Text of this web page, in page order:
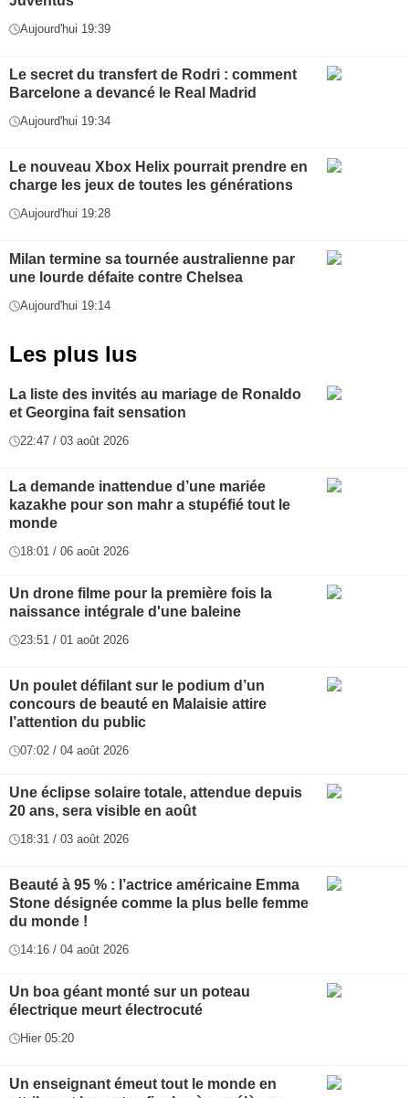
Aujourd'hui 19:39
Le secret du transfert de Rodri : comment
Barcelone a devancé le Real Madrid
Aujourd'hui 19:34
Le nouveau Xbox Helix pourrait prendre en
charge les jeux de toutes les générations
Aujourd'hui 19:28
Milan termine sa tournée australienne par
une lourde défaite contre Chelsea
Aujourd'hui 19:14
Les plus lus
La liste des invités au mariage de Ronaldo
et Georgina fait sensation
22:47 / 03 août 2026
La demande inattendue d’une mariée
kazakhe pour son mahr a stupéfié tout le
monde
18:01 / 06 août 2026
Un drone filme pour la première fois la
naissance intégrale d'une baleine
23:51 / 01 août 2026
Un poulet défilant sur le podium d’un
concours de beauté en Malaisie attire
l’attention du public
07:02 / 04 août 2026
Une éclipse solaire totale, attendue depuis
20 ans, sera visible en août
18:31 / 03 août 2026
Beauté à 95 % : l’actrice américaine Emma
Stone désignée comme la plus belle femme
du monde !
14:16 / 04 août 2026
Un boa géant monté sur un poteau
électrique meurt électrocuté
Hier 05:20
Un enseignant émeut tout le monde en